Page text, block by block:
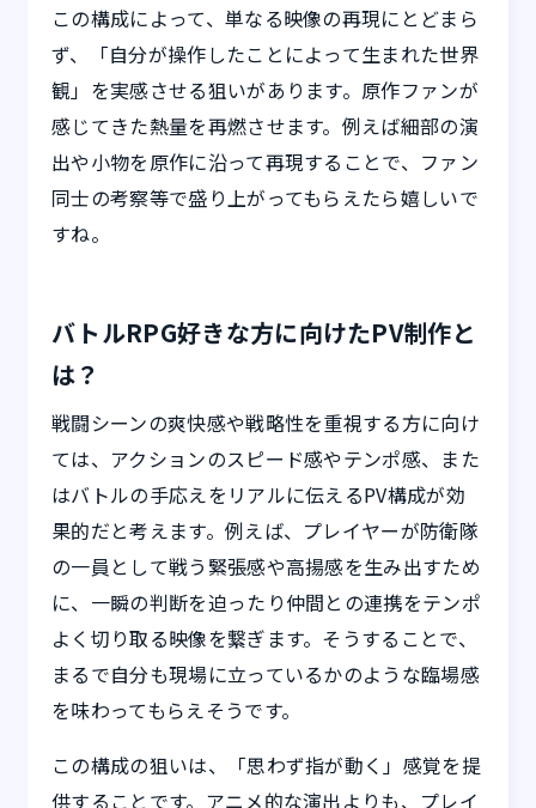
この構成によって、単なる映像の再現にとどまら
ず、「自分が操作したことによって生まれた世界
観」を実感させる狙いがあります。原作ファンが
感じてきた熱量を再燃させます。例えば細部の演
出や小物を原作に沿って再現することで、ファン
同士の考察等で盛り上がってもらえたら嬉しいで
すね。
バトルRPG好きな方に向けたPV制作と
は？
戦闘シーンの爽快感や戦略性を重視する方に向け
ては、アクションのスピード感やテンポ感、また
はバトルの手応えをリアルに伝えるPV構成が効
果的だと考えます。例えば、プレイヤーが防衛隊
の一員として戦う緊張感や高揚感を生み出すため
に、一瞬の判断を迫ったり仲間との連携をテンポ
よく切り取る映像を繋ぎます。そうすることで、
まるで自分も現場に立っているかのような臨場感
を味わってもらえそうです。
この構成の狙いは、「思わず指が動く」感覚を提
供することです。アニメ的な演出よりも、プレイ